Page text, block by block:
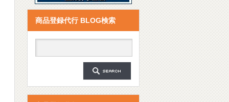
商品登録代行 BLOG検索